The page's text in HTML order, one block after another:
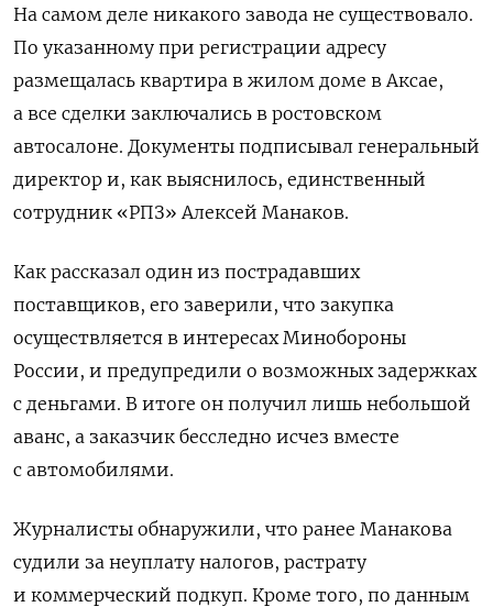
На самом деле никакого завода не существовало.
По указанному при регистрации адресу
размещалась квартира в жилом доме в Аксае,
а все сделки заключались в ростовском
автосалоне. Документы подписывал генеральный
директор и, как выяснилось, единственный
сотрудник «РПЗ» Алексей Манаков.
Как рассказал один из пострадавших
поставщиков, его заверили, что закупка
осуществляется в интересах Минобороны
России, и предупредили о возможных задержках
с деньгами. В итоге он получил лишь небольшой
аванс, а заказчик бесследно исчез вместе
с автомобилями.
Журналисты обнаружили, что ранее Манакова
судили за неуплату налогов, растрату
и коммерческий подкуп. Кроме того, по данным